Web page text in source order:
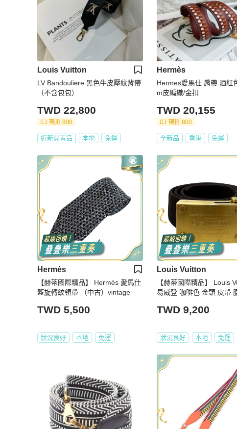
Louis Vuitton
LV Bandouliere 黑色牛皮壓紋背帶
（不含包包）
TWD 22,800
現折 800
近新閒置品 本地 免運
Hermès
Hermes愛馬仕 肩帶 酒紅
m皮編織/金扣
TWD 20,155
現折 800
全新品 香港 免運
Hermès
【赫蒂國際精品】 Hermès 愛馬仕
藍旋轉紋領帶 （中古）vintage
TWD 5,500
狀況良好 本地 免運
Louis Vuitton
【赫蒂國際精品】 Louis
易威登 咖啡色 金頭 皮帶
TWD 9,200
狀況良好 本地 免運